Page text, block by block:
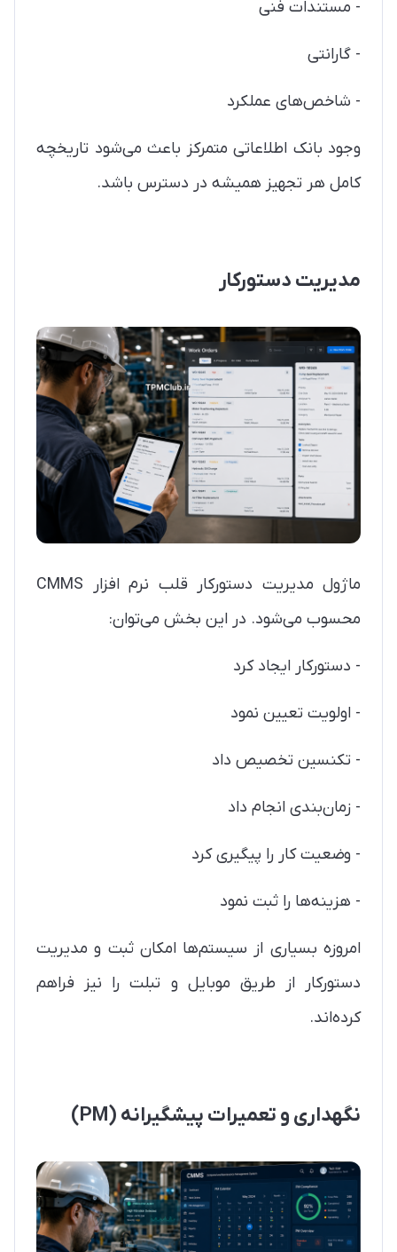
- مستندات فنی
- گارانتی
- شاخص‌های عملکرد
وجود بانک اطلاعاتی متمرکز باعث می‌شود تاریخچه
کامل هر تجهیز همیشه در دسترس باشد.
مدیریت دستورکار
ماژول مدیریت دستورکار قلب نرم افزار CMMS
محسوب می‌شود. در این بخش می‌توان:
- دستورکار ایجاد کرد
- اولویت تعیین نمود
- تکنسین تخصیص داد
- زمان‌بندی انجام داد
- وضعیت کار را پیگیری کرد
- هزینه‌ها را ثبت نمود
امروزه بسیاری از سیستم‌ها امکان ثبت و مدیریت
دستورکار از طریق موبایل و تبلت را نیز فراهم
کرده‌اند.
نگهداری و تعمیرات پیشگیرانه (PM)